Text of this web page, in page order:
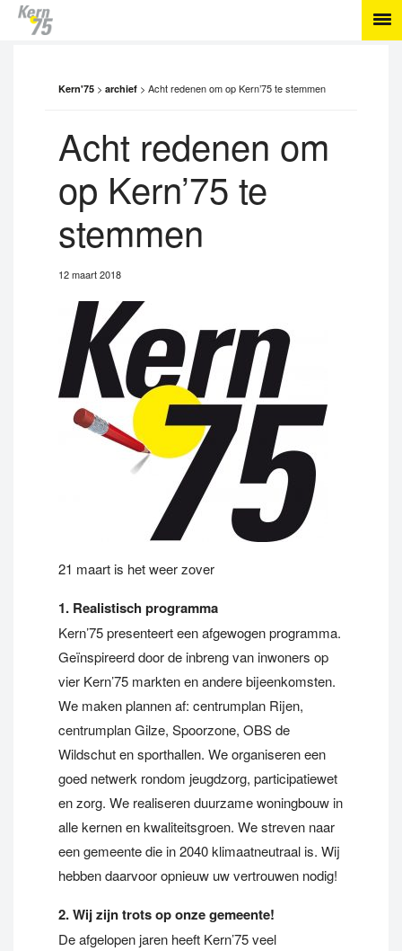
Kern'75 > archief > Acht redenen om op Kern’75 te stemmen
Acht redenen om
op Kern’75 te
stemmen
12 maart 2018
21 maart is het weer zover
1. Realistisch programma
Kern’75 presenteert een afgewogen programma.
Geïnspireerd door de inbreng van inwoners op
vier Kern’75 markten en andere bijeenkomsten.
We maken plannen af: centrumplan Rijen,
centrumplan Gilze, Spoorzone, OBS de
Wildschut en sporthallen. We organiseren een
goed netwerk rondom jeugdzorg, participatiewet
en zorg. We realiseren duurzame woningbouw in
alle kernen en kwaliteitsgroen. We streven naar
een gemeente die in 2040 klimaatneutraal is. Wij
hebben daarvoor opnieuw uw vertrouwen nodig!
2. Wij zijn trots op onze gemeente!
De afgelopen jaren heeft Kern’75 veel